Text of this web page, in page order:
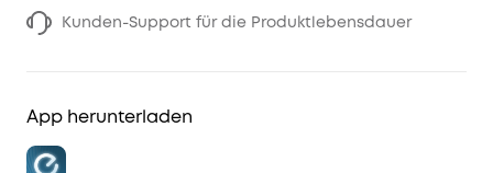
Kunden-Support für die Produktlebensdauer
App herunterladen